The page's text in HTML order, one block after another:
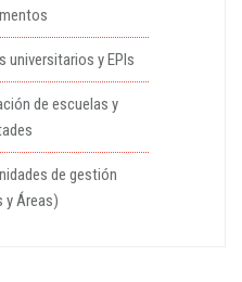
y EPIs
de escuelas y
de gestión
y Áreas)